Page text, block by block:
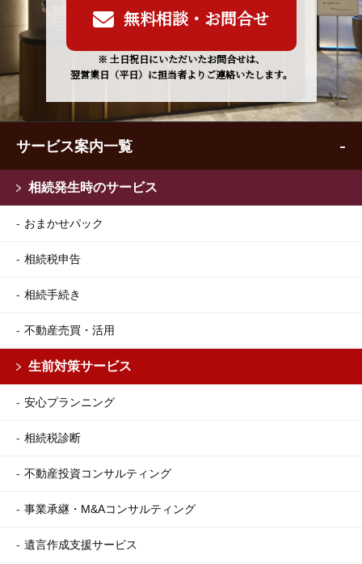
無料相談・お問合せ
※ 土日祝日にいただいたお問合せは、
翌営業日（平日）に担当者よりご連絡いたします。
サービス案内一覧
相続発生時のサービス
おまかせパック
相続税申告
相続手続き
不動産売買・活用
生前対策サービス
安心プランニング
相続税診断
不動産投資コンサルティング
事業承継・M&Aコンサルティング
遺言作成支援サービス